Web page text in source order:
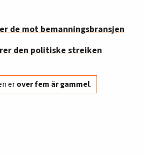
de mot bemanningsbransjen
den politiske streiken
erover fem år gammel.